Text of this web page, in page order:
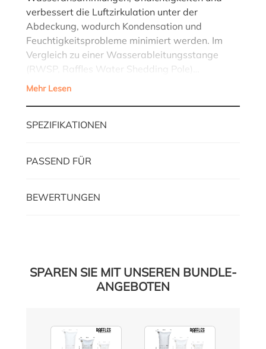
verbessert die Luftzirkulation unter der
Abdeckung, wodurch Kondensation und
Feuchtigkeitsprobleme minimiert werden. Im
Vergleich zu einer Wasserableitungsstange
(RWSP, Raffles Water Shedding Pole)…
Mehr Lesen
SPEZIFIKATIONEN
PASSEND FÜR
BEWERTUNGEN
SPAREN SIE MIT UNSEREN BUNDLE-
ANGEBOTEN